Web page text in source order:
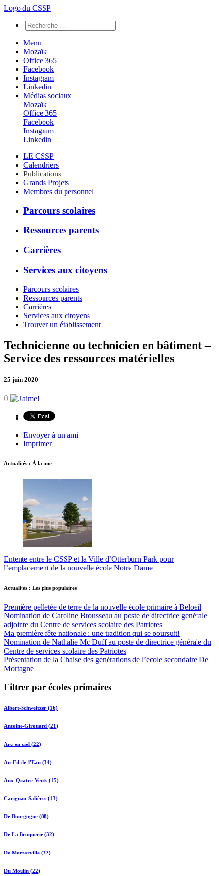
Logo du CSSP
Menu
Mozaïk
Office 365
Facebook
Instagram
Linkedin
Médias sociaux
Mozaïk
Office 365
Facebook
Instagram
Linkedin
LE CSSP
Calendriers
Publications
Grands Projets
Membres du personnel
Parcours scolaires
Ressources parents
Carrières
Services aux citoyens
Parcours scolaires
Ressources parents
Carrières
Services aux citoyens
Trouver un établissement
Technicienne ou technicien en bâtiment –
Service des ressources matérielles
25 juin 2020
0
Envoyer à un ami
Imprimer
Actualités : À la une
Entente entre le CSSP et la Ville d’Otterburn Park pour
l’emplacement de la nouvelle école Notre-Dame
Actualités : Les plus populaires
Première pelletée de terre de la nouvelle école primaire à Beloeil
Nomination de Caroline Brousseau au poste de directrice générale
adjointe du Centre de services scolaire des Patriotes
Ma première fête nationale : une tradition qui se poursuit!
Nomination de Nathalie Mc Duff au poste de directrice générale du
Centre de services scolaire des Patriotes
Présentation de la Chaise des générations de l’école secondaire De
Mortagne
Filtrer par écoles primaires
Albert-Schweitzer (16)
Antoine-Girouard (21)
Arc-en-ciel (22)
Au-Fil-de-l'Eau (34)
Aux-Quatre-Vents (15)
Carignan-Salières (13)
De Bourgogne (88)
De La Broquerie (32)
De Montarville (32)
Du Moulin (22)